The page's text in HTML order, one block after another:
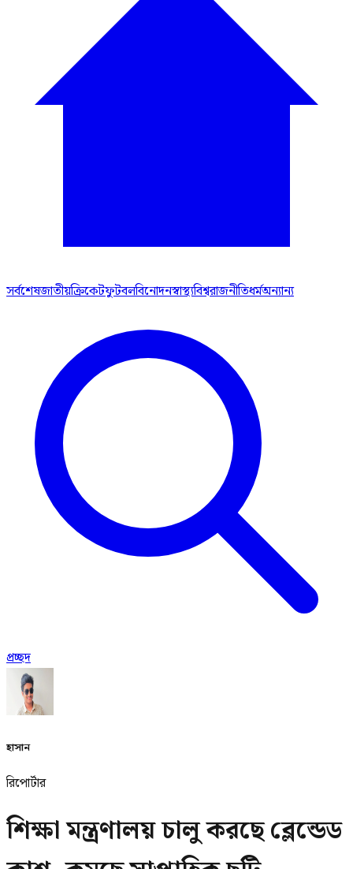
সর্বশেষজাতীয়ক্রিকেটফুটবলবিনোদনস্বাস্থ্যবিশ্বরাজনীতিধর্মঅন্যান্য
প্রচ্ছদ
হাসান
রিপোর্টার
শিক্ষা মন্ত্রণালয় চালু করছে ব্লেন্ডেড